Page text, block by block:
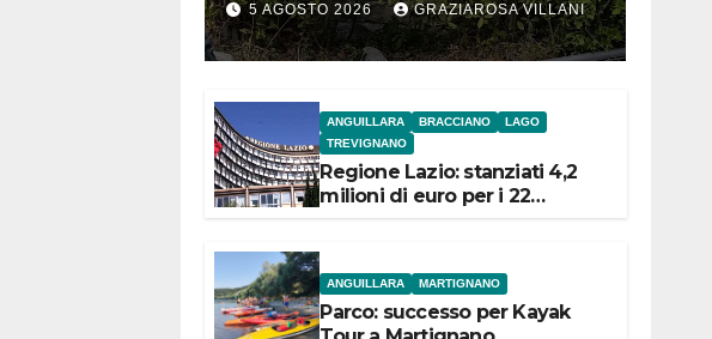
5 AGOSTO 2026 GRAZIAROSA VILLANI
ANGUILLARA BRACCIANO
LAGO
TREVIGNANO
Regione Lazio: stanziati 4,2
milioni di euro per i 22
ANGUILLARA MARTIGNANO
Parco: successo per Kayak